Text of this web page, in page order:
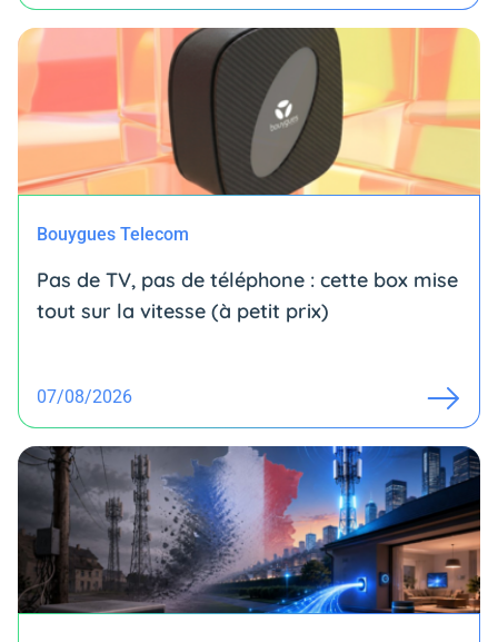
Bouygues Telecom
Pas de TV, pas de téléphone : cette box mise
tout sur la vitesse (à petit prix)
07/08/2026